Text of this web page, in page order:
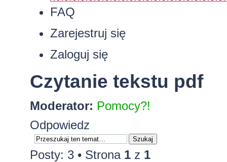
FAQ
Zarejestruj się
Zaloguj się
Czytanie tekstu pdf
Moderator: Pomocy?!
Odpowiedz
Posty: 3 • Strona 1z 1